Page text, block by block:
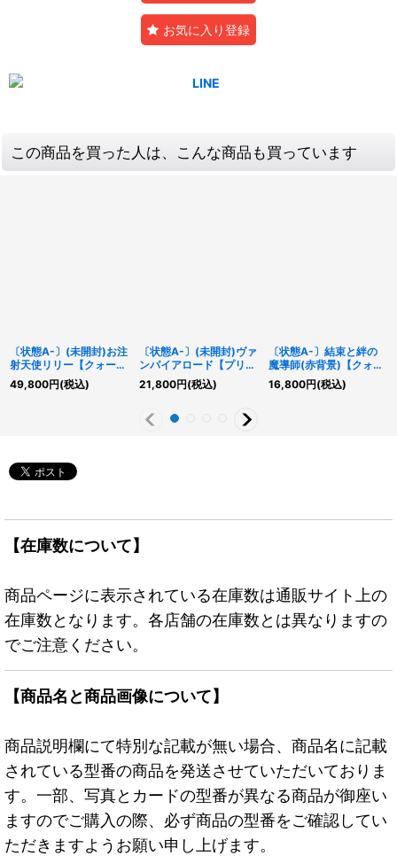
お気に入り登録
この商品を買った人は、こんな商品も買っています
〔状態A-〕(未開封)お注
射天使リリー【クォータ
ーセンチュリーシークレ
ット】{24YA-JP002}
49,800円(税込)
〔状態A-〕(未開封)ヴァ
ンパイアロード【プリズ
マティックシークレッ
ト】{25YA-JP004}
21,800円(税込)
〔状態A-〕結束と絆の
魔導師(赤背景)【クォー
ターセンチュリーシーク
レット】{PHNI-JP000}
16,800円(税込)
【在庫数について】
商品ページに表示されている在庫数は通販サイト上の
在庫数となります。各店舗の在庫数とは異なりますの
でご注意ください。
【商品名と商品画像について】
商品説明欄にて特別な記載が無い場合、商品名に記載
されている型番の商品を発送させていただいておりま
す。一部、写真とカードの型番が異なる商品が御座い
ますのでご購入の際、必ず商品の型番をご確認してい
ただきますようお願い申し上げます。